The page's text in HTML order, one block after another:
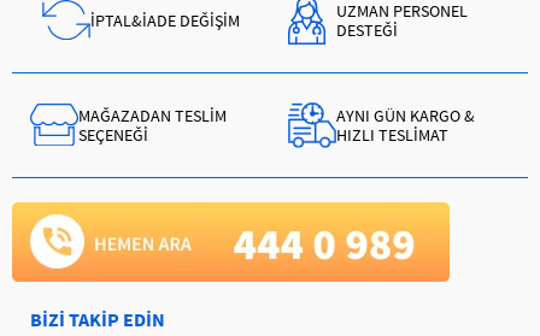
İPTAL&İADE DEĞİŞİM
UZMAN PERSONEL
DESTEĞİ
MAĞAZADAN TESLİM
SEÇENEĞİ
AYNI GÜN KARGO &
HIZLI TESLİMAT
BİZİ TAKİP EDİN